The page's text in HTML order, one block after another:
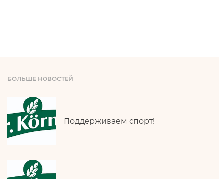
БОЛЬШЕ НОВОСТЕЙ
Поддерживаем спорт!